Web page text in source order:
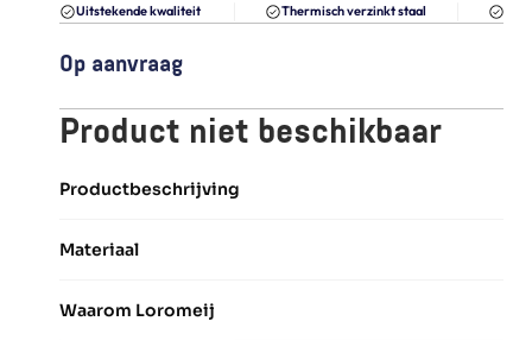
Uitstekende kwaliteit Thermisch verzinkt staal
Op aanvraag
Product niet beschikbaar
Productbeschrijving
Materiaal
Waarom Loromeij